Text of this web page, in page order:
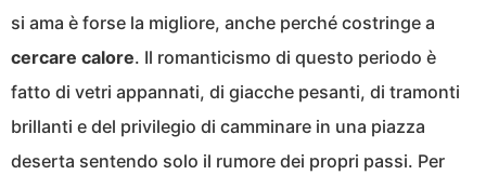
si ama è forse la migliore, anche perché costringe a
cercare calore. Il romanticismo di questo periodo è
fatto di vetri appannati, di giacche pesanti, di tramonti
brillanti e del privilegio di camminare in una piazza
deserta sentendo solo il rumore dei propri passi. Per